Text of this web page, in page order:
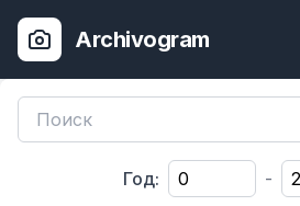
Archivogram
Год: -